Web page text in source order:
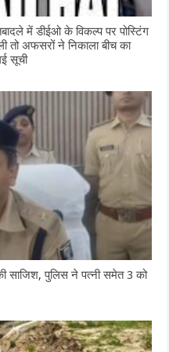
में डीईओ के विकल्प पर पोस्टिंग
तो अफसरों ने निकाला बीच का
सूची
साजिश, पुलिस ने पत्नी समेत 3 को